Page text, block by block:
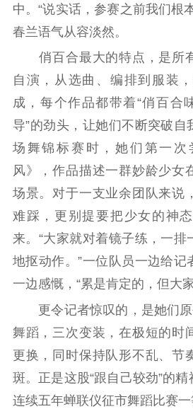
公共服务
新时代公民素养
提升资源库
政务服务
科研创新
服务管理平台
智库服务
管理平台
文化产业
统计分析
数字出版
审读服务
电影
服务
理论宣讲
共建共享平
责任编辑注册
业
中。“说实话，参赛之前我们根
春兰语气从容淡然。
俏百合最大的特点，是所
自演，从选曲、编排到服装
成，每个作品都带着“俏百合
导”的劲头，让她们不断突破自
场舞锦标赛时，她们第一次
风》，作品描述一群妙龄少女
场景。对于一支业余团队来说
难踩，更别提要把少女的神
来。“大家就对着镜子练，一排
地抠动作。”一位队员一边给记
一边感慨，“累是肯定的，但大
更令记者惊叹的，是她们原
舞蹈，三次变装，在极短的时
更换，同时保持队形不乱、节
斑。正是这股“跟自己较劲”的
连续五年蝉联仪征市舞蹈比赛一